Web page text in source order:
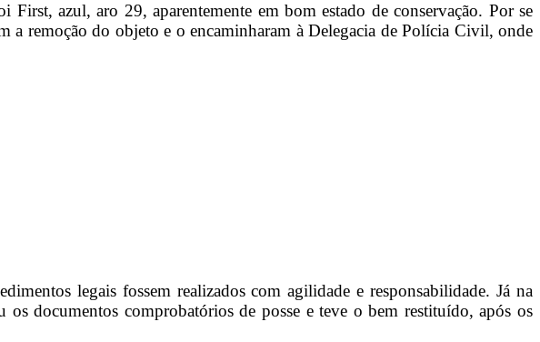
azul, aro 29, aparentemente em bom estado de conservação. Por se
a remoção do objeto e o encaminharam à Delegacia de Polícia Civil, onde
legais fossem realizados com agilidade e responsabilidade. Já na
documentos comprobatórios de posse e teve o bem restituído, após os